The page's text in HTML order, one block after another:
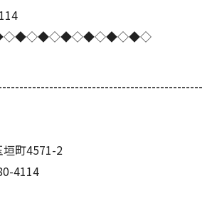
垣町4571-2
4114